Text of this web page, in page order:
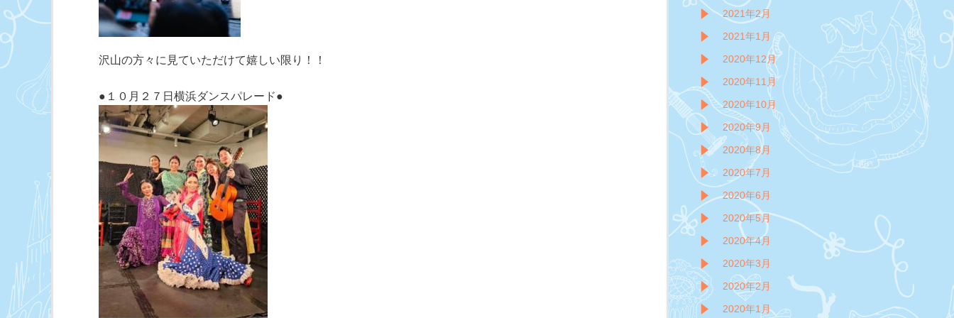
沢山の方々に見ていただけて嬉しい限り！！
●１０月２７日横浜ダンスパレード●
2021年2月
2021年1月
2020年12月
2020年11月
2020年10月
2020年9月
2020年8月
2020年7月
2020年6月
2020年5月
2020年4月
2020年3月
2020年2月
2020年1月